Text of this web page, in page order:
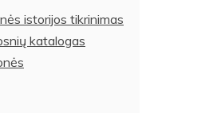
istorijos tikrinimas
katalogas